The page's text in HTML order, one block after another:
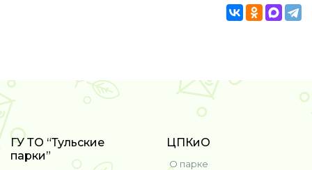
ГУ ТО “Тульские
парки”
ЦПКиО
О парке